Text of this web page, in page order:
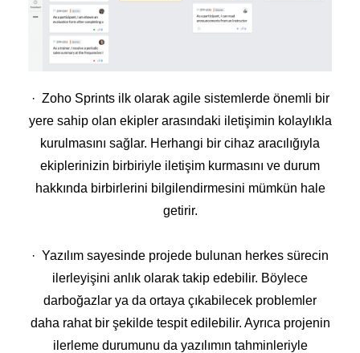
· Zoho Sprints ilk olarak agile sistemlerde önemli bir
yere sahip olan ekipler arasındaki iletişimin kolaylıkla
kurulmasını sağlar. Herhangi bir cihaz aracılığıyla
ekiplerinizin birbiriyle iletişim kurmasını ve durum
hakkında birbirlerini bilgilendirmesini mümkün hale
getirir.
· Yazılım sayesinde projede bulunan herkes sürecin
ilerleyişini anlık olarak takip edebilir. Böylece
darboğazlar ya da ortaya çıkabilecek problemler
daha rahat bir şekilde tespit edilebilir. Ayrıca projenin
ilerleme durumunu da yazılımın tahminleriyle